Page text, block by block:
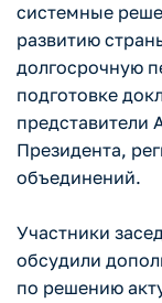
системные
развитию
долгосрочную
подготовке
представители
Президента,
объединений.
Участники
обсудили
по решению